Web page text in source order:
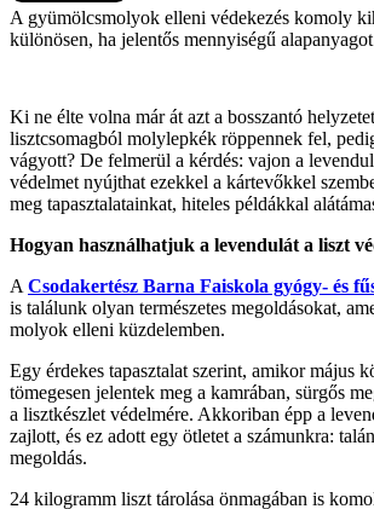
A gyümölcsmolyok elleni védekezés komoly
különösen, ha jelentős mennyiségű
Ki ne élte volna már át azt a bosszantó
lisztcsomagból molylepkék röppennek fel,
vágyott? De felmerül a kérdés: vajon a
védelmet nyújthat ezekkel a kártevőkkel
meg tapasztalatainkat, hiteles példákkal
Hogyan használhatjuk a levendulát a liszt
A Csodakertész Barna Faiskola gyógy- és
is találunk olyan természetes megoldásokat,
molyok elleni küzdelemben.
Egy érdekes tapasztalat szerint, amikor május
tömegesen jelentek meg a kamrában, sürgős
a lisztkészlet védelmére. Akkoriban épp a
zajlott, és ez adott egy ötletet a számunkra:
megoldás.
24 kilogramm liszt tárolása önmagában is